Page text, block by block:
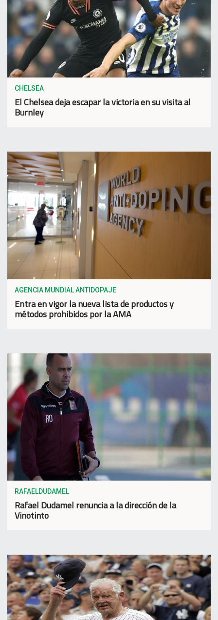
CHELSEA
El Chelsea deja escapar la victoria en su visita al
Burnley
AGENCIA MUNDIAL ANTIDOPAJE
Entra en vigor la nueva lista de productos y
métodos prohibidos por la AMA
RAFAELDUDAMEL
Rafael Dudamel renuncia a la dirección de la
Vinotinto